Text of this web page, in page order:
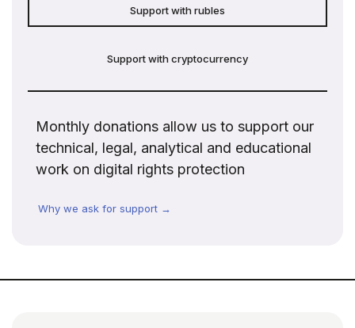
Support with rubles
Support with cryptocurrency
Monthly donations allow us to support our
technical, legal, analytical and educational
work on digital rights protection
Why we ask for support →